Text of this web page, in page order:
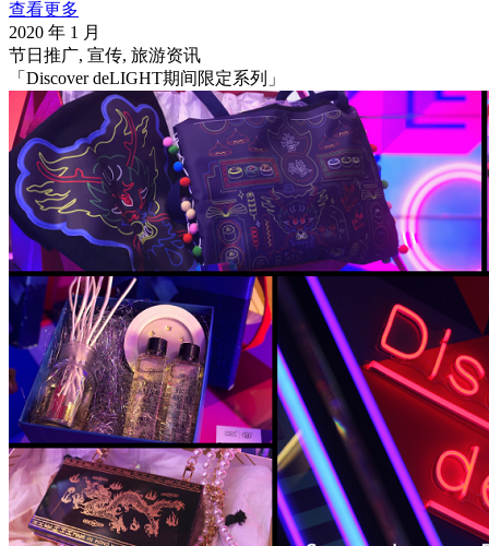
查看更多
2020 年 1 月
节日推广, 宣传, 旅游资讯
「Discover deLIGHT期间限定系列」